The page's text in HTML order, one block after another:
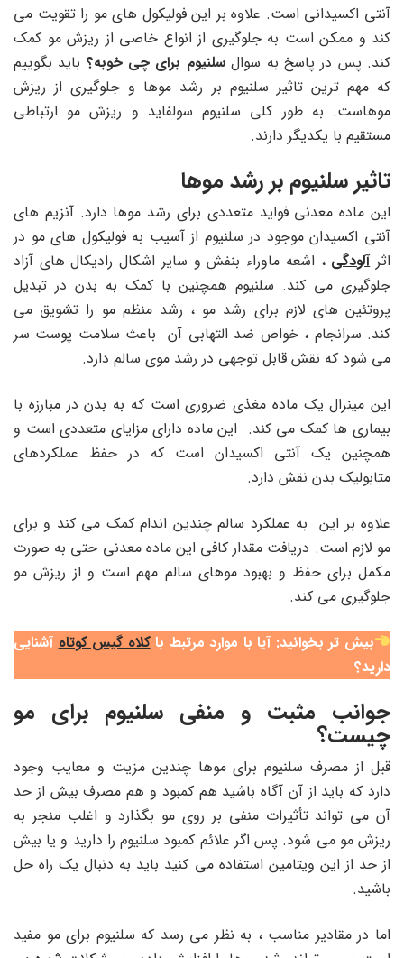
آنتی اکسیدانی است. علاوه بر این فولیکول های مو را تقویت می
کند و ممکن است به جلوگیری از انواع خاصی از ریزش مو کمک
کند. پس در پاسخ به سوالسلنیوم برای چی خوبه؟ باید بگوییم
که مهم ترین تاثیر سلنیوم بر رشد موها و جلوگیری از ریزش
موهاست. به طور کلی سلنیوم سولفاید و ریزش مو ارتباطی
مستقیم با یکدیگر دارند.
تاثیر سلنیوم بر رشد موها
این ماده معدنی فواید متعددی برای رشد موها دارد. آنزیم های
آنتی اکسیدان موجود در سلنیوم از آسیب به فولیکول های مو در
اثرآلودگی ، اشعه ماوراء بنفش و سایر اشکال رادیکال های آزاد
جلوگیری می کند. سلنیوم همچنین با کمک به بدن در تبدیل
پروتئین های لازم برای رشد مو ، رشد منظم مو را تشویق می
کند. سرانجام ، خواص ضد التهابی آن باعث سلامت پوست سر
می شود که نقش قابل توجهی در رشد موی سالم دارد.
این مینرال یک ماده مغذی ضروری است که به بدن در مبارزه با
بیماری ها کمک می کند. این ماده دارای مزایای متعددی است و
همچنین یک آنتی اکسیدان است که در حفظ عملکردهای
متابولیک بدن نقش دارد.
علاوه بر این به عملکرد سالم چندین اندام کمک می کند و برای
مو لازم است. دریافت مقدار کافی این ماده معدنی حتی به صورت
مکمل برای حفظ و بهبود موهای سالم مهم است و از ریزش مو
جلوگیری می کند.
بیش تر بخوانید: آیا با موارد مرتبط باکلاه گیس کوتاهآشنایی
دارید؟
جوانب مثبت و منفی سلنیوم برای مو
چیست؟
قبل از مصرف سلنیوم برای موها چندین مزیت و معایب وجود
دارد که باید از آن آگاه باشید هم کمبود و هم مصرف بیش از حد
آن می تواند تأثیرات منفی بر روی مو بگذارد و اغلب منجر به
ریزش مو می شود. پس اگر علائم کمبود سلنیوم را دارید و یا بیش
از حد از این ویتامین استفاده می کنید باید به دنبال یک راه حل
باشید.
اما در مقادیر مناسب ، به نظر می رسد که سلنیوم برای مو مفید